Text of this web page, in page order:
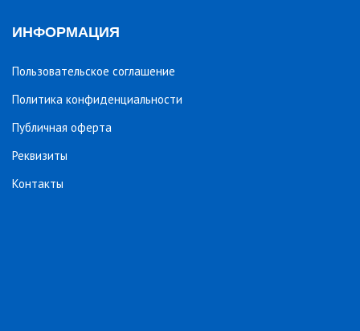
ИНФОРМАЦИЯ
Пользовательское соглашение
Политика конфиденциальности
Публичная оферта
Реквизиты
Контакты